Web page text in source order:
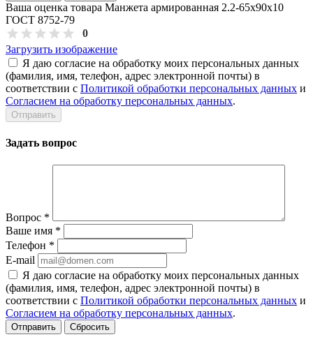
Ваша оценка товара Манжета армированная 2.2-65х90х10
ГОСТ 8752-79
0
Загрузить изображение
Я даю согласие на обработку моих персональных данных
(фамилия, имя, телефон, адрес электронной почты) в
соответствии с Политикой обработки персональных данных и
Согласием на обработку персональных данных.
Задать вопрос
Вопрос *
Ваше имя *
Телефон *
E-mail
Я даю согласие на обработку моих персональных данных
(фамилия, имя, телефон, адрес электронной почты) в
соответствии с Политикой обработки персональных данных и
Согласием на обработку персональных данных.
Сбросить